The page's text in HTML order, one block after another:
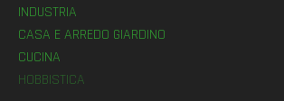
INDUSTRIA
CASA E ARREDO GIARDINO
CUCINA
HOBBISTICA